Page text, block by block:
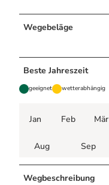
Wegebeläge
Beste Jahreszeit
geeignet wetterabhängig
Jan Feb Mär
Aug Sep
Wegbeschreibung